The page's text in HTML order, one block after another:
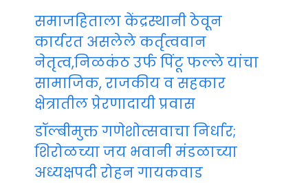
समाजहिताला केंद्रस्थानी ठेवून
कार्यरत असलेले कर्तृत्ववान
नेतृत्व,निळकंठ उर्फ पिंटू फल्ले यांचा
सामाजिक, राजकीय व सहकार
क्षेत्रातील प्रेरणादायी प्रवास
डॉल्बीमुक्त गणेशोत्सवाचा निर्धार;
शिरोळच्या जय भवानी मंडळाच्या
अध्यक्षपदी रोहन गायकवाड